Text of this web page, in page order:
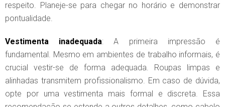
respeito. Planeje-se para chegar no horário e demonstrar
pontualidade.
Vestimenta inadequada: A primeira impressão é
fundamental. Mesmo em ambientes de trabalho informais, é
crucial vestir-se de forma adequada. Roupas limpas e
alinhadas transmitem profissionalismo. Em caso de dúvida,
opte por uma vestimenta mais formal e discreta. Essa